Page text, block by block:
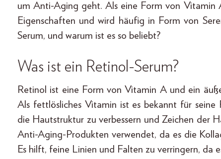
um Anti-Aging geht. Als eine Form von Vitamin
Eigenschaften und wird häufig in Form von
Serum, und warum ist es so beliebt?
Was ist ein Retinol-Serum?
Retinol ist eine Form von Vitamin A und ein
Als fettlösliches Vitamin ist es bekannt für seine
die Hautstruktur zu verbessern und Zeichen der
Anti-Aging-Produkten verwendet, da es die
Es hilft, feine Linien und Falten zu verringern, da